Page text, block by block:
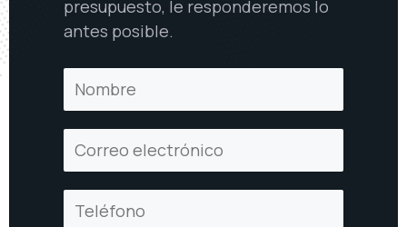
presupuesto, le responderemos lo
antes posible.